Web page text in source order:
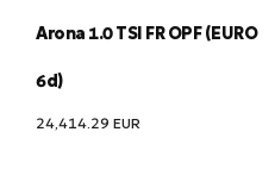
Arona 1.0 TSI FR OPF (EURO
6d)
24,414.29 EUR